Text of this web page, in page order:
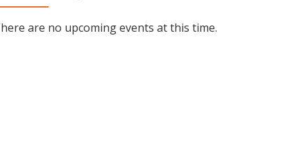
are no upcoming events at this time.